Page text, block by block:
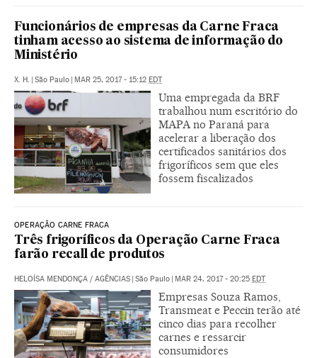
Funcionários de empresas da Carne Fraca
tinham acesso ao sistema de informação do
Ministério
X. H. | São Paulo | MAR 25, 2017 - 15:12 EDT
Uma empregada da BRF
trabalhou num escritório do
MAPA no Paraná para
acelerar a liberação dos
certificados sanitários dos
frigoríficos sem que eles
fossem fiscalizados
OPERAÇÃO CARNE FRACA
Três frigoríficos da Operação Carne Fraca
farão recall de produtos
HELOÍSA MENDONÇA / AGÊNCIAS | São Paulo | MAR 24, 2017 - 20:25 EDT
Empresas Souza Ramos,
Transmeat e Peccin terão até
cinco dias para recolher
carnes e ressarcir
consumidores